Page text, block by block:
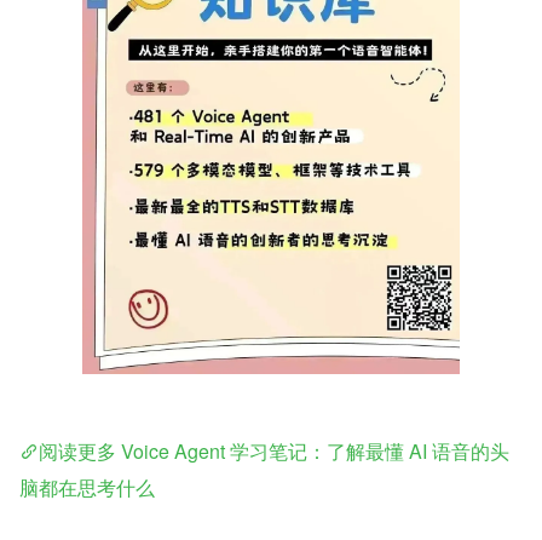
阅读更多 Voice Agent 学习笔记：了解最懂 AI 语音的头
脑都在思考什么